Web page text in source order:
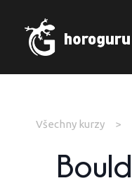
Všechny kurzy